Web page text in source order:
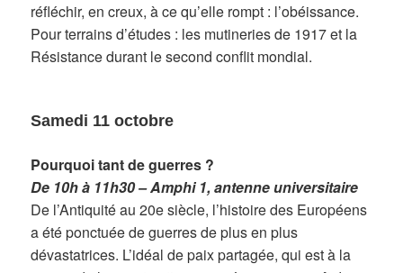
réfléchir, en creux, à ce qu’elle rompt : l’obéissance.
Pour terrains d’études : les mutineries de 1917 et la
Résistance durant le second conflit mondial.
Samedi 11 octobre
Pourquoi tant de guerres ?
De 10h à 11h30 – Amphi 1, antenne universitaire
De l’Antiquité au 20e siècle, l’histoire des Européens
a été ponctuée de guerres de plus en plus
dévastatrices. L’idéal de paix partagée, qui est à la